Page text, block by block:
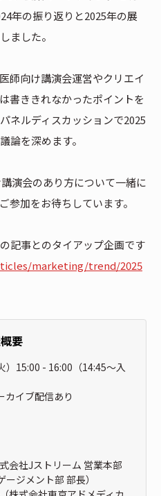
年の振り返りと2025年の展
ました。
師向け講演会運営やクリエイ
書ききれなかったポイントを
ネルディスカッションで2025
論を深めます。
演会のあり方について一緒に
参加をお待ちしています。
記事とのタイアップ企画です
marketing/trend/2025
要
）15:00 - 16:00（14:45～入
イブ配信あり
会社Jストリーム 営業本部
ジメント部 部長）